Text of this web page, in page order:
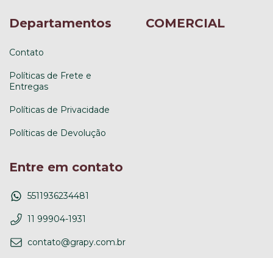
Departamentos
Contato
Políticas de Frete e
Entregas
Políticas de Privacidade
Políticas de Devolução
COMERCIAL
Entre em contato
5511936234481
11 99904-1931
contato@grapy.com.br